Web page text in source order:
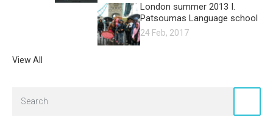
London summer 2013 I.
Patsoumas Language school
24 Feb, 2017
View All